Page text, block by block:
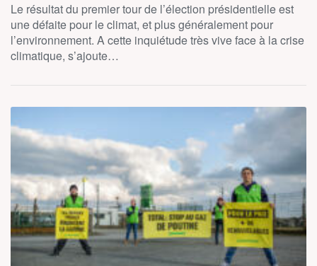
Le résultat du premier tour de l’élection présidentielle est
une défaite pour le climat, et plus généralement pour
l’environnement. A cette inquiétude très vive face à la crise
climatique, s’ajoute…